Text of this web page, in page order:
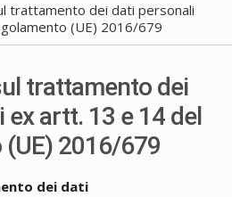
trattamento dei dati personali
(UE) 2016/679
trattamento dei
artt. 13 e 14 del
(UE) 2016/679
dei dati